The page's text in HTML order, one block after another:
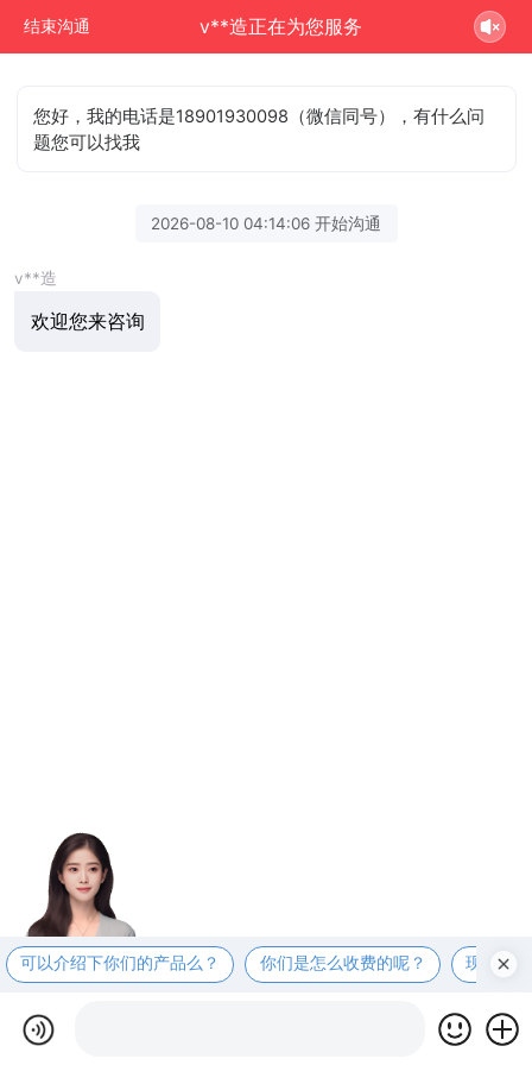
结束沟通 v**造正在为您服务
您好，我的电话是18901930098（微信同号），有什么问
题您可以找我
2026-08-10 04:14:06 开始沟通
v**造
欢迎您来咨询
可以介绍下你们的产品么？ 你们是怎么收费的呢？ 现在有